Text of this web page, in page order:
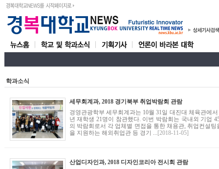
학과소식
세무회계과, 2018 경기북부 취업박람회 관람
경영관광학부 세무회계과는 10월 31일 대진대 체육관에
년 재학생 21명이 참관했다. 이번 박람회는 국내외 기업
의 박람회로서 각 업체별 면접을 통한 채용관, 취업컨설
을 지원하는 해외취업관 등 경기 ... [2018-11-05]
산업디자인과, 2018 디자인코리아 전시회 관람